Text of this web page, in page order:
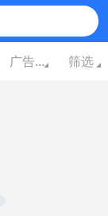
广告/市场/媒体/艺术 筛选